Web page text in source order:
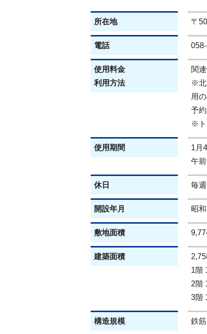
所在地 〒
電話
使用料金
利用方法
関
※北
用の
予
※ト
使用期間
1月
午
休日 毎
開設年月 昭
敷地面積
建築面積
1階
2階
3階
構造規模 鉄